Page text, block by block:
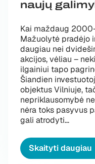
naujų
Kai maždaug
Mažuolytė pradėjo
daugiau nei
akcijos, vėliau –
ilgainiui tapo
Šiandien
objektus Vilniuje,
nepriklausomybė
nėra toks pasyvus
gali atrodyti…
Skaityti daugiau